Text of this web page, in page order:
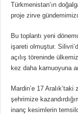
Türkmenistan’ın
proje zirve
Bu toplantı yeni
işareti olmuştur.
açılış töreninde
kez daha kamuoyuna
Mardin’e 17
şehrimize
inanç kesimlerin